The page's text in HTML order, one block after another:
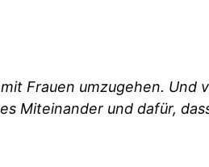
Frauen umzugehen. Und
Miteinander und dafür,